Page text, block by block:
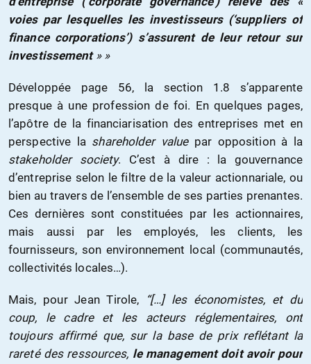
voies par lesquelles les investisseurs (‘suppliers of
finance corporations’) s’assurent de leur retour sur
investissement» »
Développée page 56, la section 1.8 s’apparente
presque à une profession de foi. En quelques pages,
l’apôtre de la financiarisation des entreprises met en
perspective la shareholder valuepar opposition à la
stakeholder society. C’est à dire : la gouvernance
d’entreprise selon le filtre de la valeur actionnariale, ou
bien au travers de l’ensemble de ses parties prenantes.
Ces dernières sont constituées par les actionnaires,
mais aussi par les employés, les clients, les
fournisseurs, son environnement local (communautés,
collectivités locales…).
Mais, pour Jean Tirole,
“[…] les économistes, et du
coup, le cadre et les acteurs réglementaires, ont
toujours affirmé que, sur la base de prix reflétant la
rareté des ressources, le management doit avoir pour